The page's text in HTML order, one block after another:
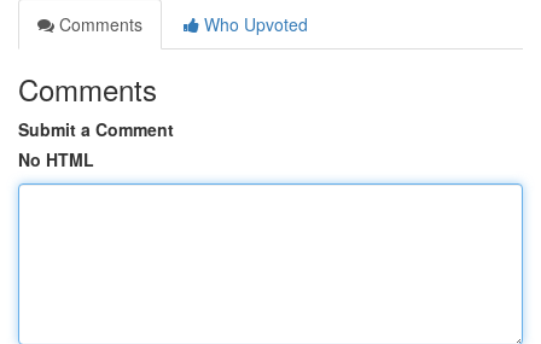
Comments
Who Upvoted
Comments
Submit a Comment
No HTML